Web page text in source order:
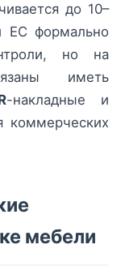
до 10–
ЕС формально
но на
иметь
-накладные и
коммерческих
мебели